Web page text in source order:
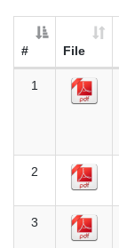
# File
1
2
3